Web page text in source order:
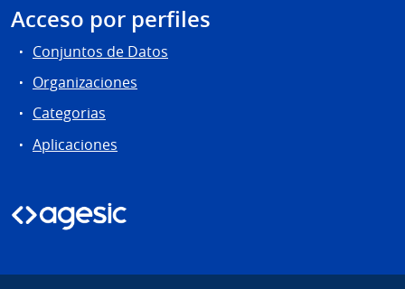
Acceso por perfiles
Conjuntos de Datos
Organizaciones
Categorias
Aplicaciones